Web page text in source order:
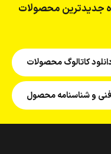
جدیدترین محصولات
کاتالوگ محصولات
فنی و شناسنامه محصول